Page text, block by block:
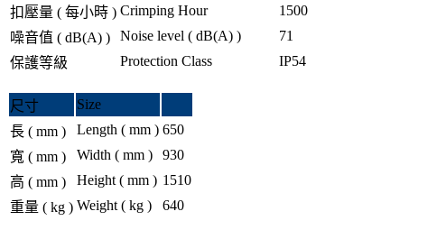
扣壓量 ( 每小時 ) Crimping Hour
1500
噪音值 ( dB(A) )
Noise level ( dB(A) )
71
保護等級
Protection Class IP54
尺寸
Size
長 ( mm )
Length ( mm ) 650
寬 ( mm )
Width ( mm )
930
高 ( mm )
Height ( mm ) 1510
重量 ( kg ) Weight ( kg ) 640